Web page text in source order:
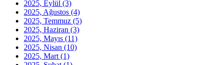
2025, Eylül (3)
2025, Ağustos (4)
2025, Temmuz (5)
2025, Haziran (3)
2025, Mayıs (11)
2025, Nisan (10)
2025, Mart (1)